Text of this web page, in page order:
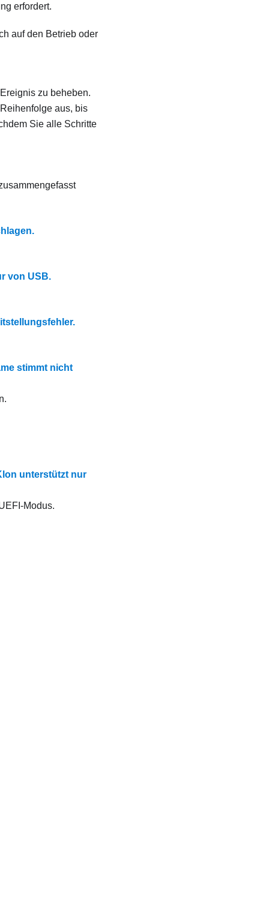
erfordert.
auf den Betrieb oder
zu beheben.
aus, bis
Sie alle Schritte
von USB.
stimmt nicht
unterstützt nur
Modus.